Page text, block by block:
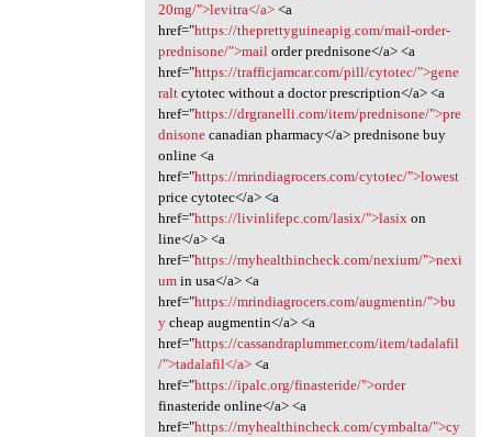
20mg/">levitra</a><a
href="https://theprettyguineapig.com/mail-order-
prednisone/">mailorder prednisone</a> <a
href="https://trafficjamcar.com/pill/cytotec/">gene
raltcytotec without a doctor prescription</a> <a
href="https://drgranelli.com/item/prednisone/">pre
dnisonecanadian pharmacy</a> prednisone buy
online <a
href="https://mrindiagrocers.com/cytotec/">lowest
price cytotec</a> <a
href="https://livinlifepc.com/lasix/">lasixon
line</a> <a
href="https://myhealthincheck.com/nexium/">nexi
umin usa</a> <a
href="https://mrindiagrocers.com/augmentin/">bu
ycheap augmentin</a> <a
href="https://cassandraplummer.com/item/tadalafil
/">tadalafil</a><a
href="https://ipalc.org/finasteride/">order
finasteride online</a> <a
href="https://myhealthincheck.com/cymbalta/">cy